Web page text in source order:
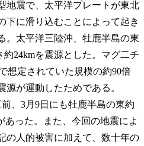
震で、太平洋プレートが東北
下に滑り込むことによって起き
。太平洋三陸沖、牡鹿半島の東
24kmを震源とした。マグ二チ
想定されていた規模の約90倍
が運動したためである。
、3月9日にも牡鹿半島の東約
あった。また、今回の地震によ
の人的被害に加えて、数十年の